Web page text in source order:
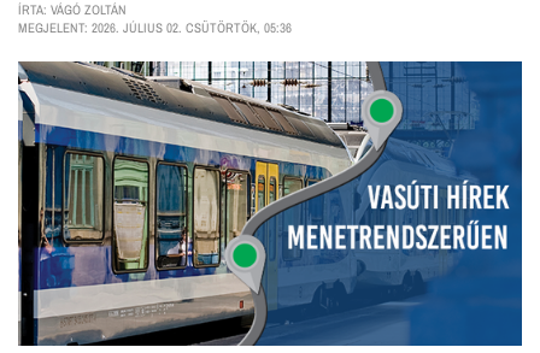
ÍRTA: VÁGÓ ZOLTÁN
MEGJELENT: 2026. JÚLIUS 02. CSÜTÖRTÖK, 05:36